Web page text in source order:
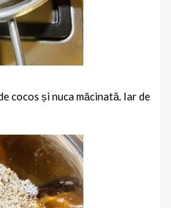
cocos și nuca măcinată. Iar de